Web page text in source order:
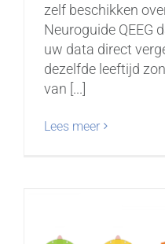
zelf beschikken
Neuroguide QEEG
uw data direct
dezelfde leeftijd
van [...]
Lees meer